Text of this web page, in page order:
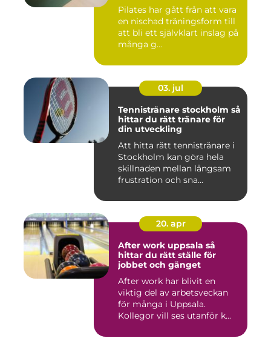
Pilates har gått från att vara
en nischad träningsform till
att bli ett självklart inslag på
många g...
03. jul
Tennistränare stockholm så
hittar du rätt tränare för
din utveckling
Att hitta rätt tennistränare i
Stockholm kan göra hela
skillnaden mellan långsam
frustration och sna...
20. apr
After work uppsala så
hittar du rätt ställe för
jobbet och gänget
After work har blivit en
viktig del av arbetsveckan
för många i Uppsala.
Kollegor vill ses utanför k...